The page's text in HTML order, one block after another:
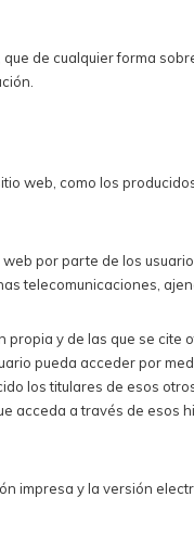
de cualquier forma
web, como los
por parte de los
telecomunicaciones,
y de las que se cite
pueda acceder por
los titulares de esos
acceda a través de esos
impresa y la versión